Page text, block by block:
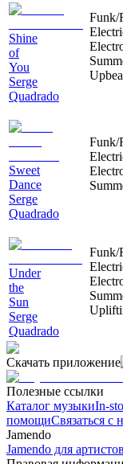
Shine
of
You
Serge
Quadrado
Funk/
Sweet
Dance
Serge
Quadrado
Funk/
Under
the
Sun
Serge
Quadrado
Funk/
Скачать приложение
Полезные ссылки
Каталог музыкиIn-
помощиСвязаться с
Jamendo
Jamendo для артистов